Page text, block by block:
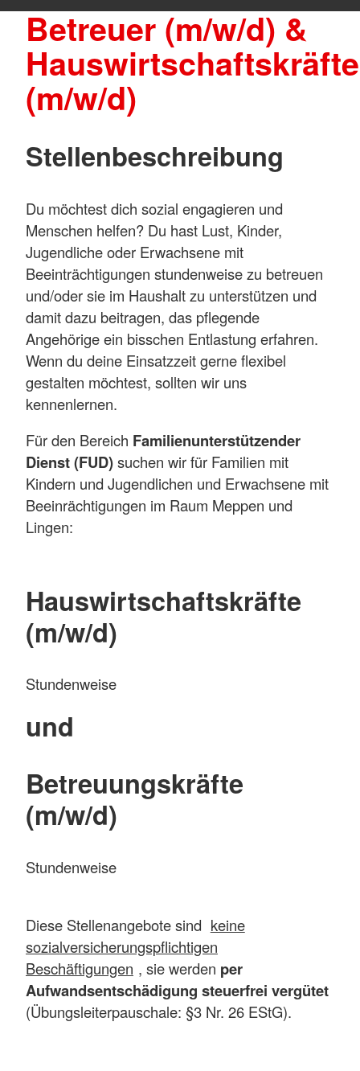
Betreuer (m/w/d) &
Hauswirtschaftskräfte
(m/w/d)
Stellenbeschreibung
Du möchtest dich sozial engagieren und
Menschen helfen? Du hast Lust, Kinder,
Jugendliche oder Erwachsene mit
Beeinträchtigungen stundenweise zu betreuen
und/oder sie im Haushalt zu unterstützen und
damit dazu beitragen, das pflegende
Angehörige ein bisschen Entlastung erfahren.
Wenn du deine Einsatzzeit gerne flexibel
gestalten möchtest, sollten wir uns
kennenlernen.
Für den Bereich Familienunterstützender
Dienst (FUD)suchen wir für Familien mit
Kindern und Jugendlichen und Erwachsene mit
Beeinrächtigungen im Raum Meppen und
Lingen:
Hauswirtschaftskräfte
(m/w/d)
Stundenweise
und
Betreuungskräfte
(m/w/d)
Stundenweise
Diese Stellenangebote sind keine
sozialversicherungspflichtigen
Beschäftigungen , sie werden per
Aufwandsentschädigung steuerfrei vergütet
(Übungsleiterpauschale: §3 Nr. 26 EStG).